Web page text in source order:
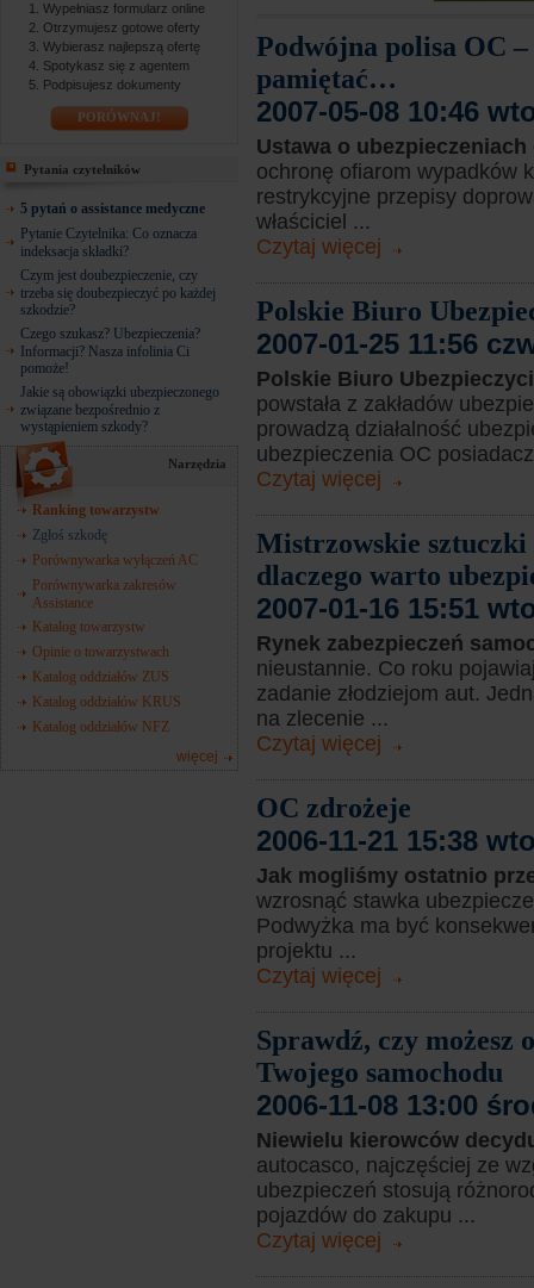
Wypełniasz formularz online
Otrzymujesz gotowe oferty
Wybierasz najlepszą ofertę
Spotykasz się z agentem
Podpisujesz dokumenty
PORÓWNAJ!
Pytania czytelników
5 pytań o assistance medyczne
Pytanie Czytelnika: Co oznacza
indeksacja składki?
Czym jest doubezpieczenie, czy
trzeba się doubezpieczyć po każdej
szkodzie?
Czego szukasz? Ubezpieczenia?
Informacji? Nasza infolinia Ci
pomoże!
Jakie są obowiązki ubezpieczonego
związane bezpośrednio z
wystąpieniem szkody?
Narzędzia
Ranking towarzystw
Zgłoś szkodę
Porównywarka wyłączeń AC
Porównywarka zakresów
Assistance
Katalog towarzystw
Opinie o towarzystwach
Katalog oddziałów ZUS
Katalog oddziałów KRUS
Katalog oddziałów NFZ
więcej
Podwójna polisa OC
pamiętać…
2007-05-08 10:46
Ustawa o
ochronę ofiarom wypadków
restrykcyjne przepisy
właściciel ...
Czytaj więcej
Polskie Biuro
2007-01-25 11:56
Polskie Biuro
powstała z zakładów
prowadzą działalność
ubezpieczenia OC
Czytaj więcej
Mistrzowskie sztuczki
dlaczego warto
2007-01-16 15:51
Rynek zabezpieczeń
nieustannie. Co roku
zadanie złodziejom aut.
na zlecenie ...
Czytaj więcej
OC zdrożeje
2006-11-21 15:38
Jak mogliśmy ostatnio
wzrosnąć stawka
Podwyżka ma być
projektu ...
Czytaj więcej
Sprawdź, czy możesz
Twojego samochodu
2006-11-08 13:00
Niewielu kierowców
autocasco, najczęściej ze
ubezpieczeń stosują
pojazdów do zakupu ...
Czytaj więcej